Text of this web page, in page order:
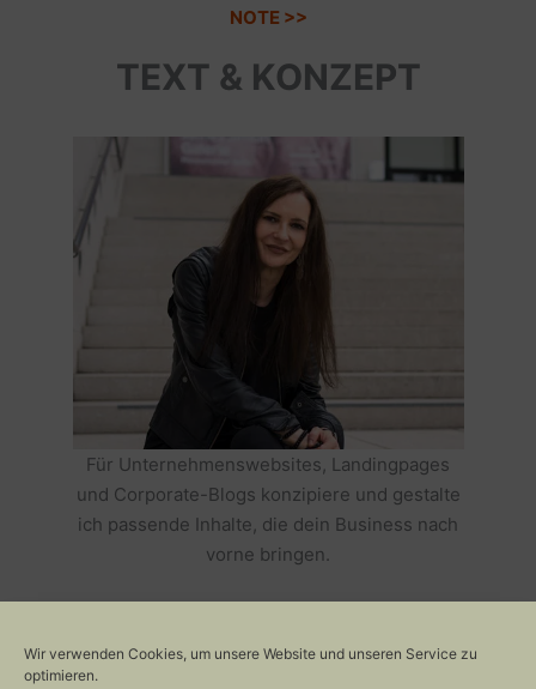
Wir verwenden Cookies, um unsere Website und unseren Service zu
optimieren.
NOTE >>
TEXT & KONZEPT
Für Unternehmenswebsites, Landingpages
und Corporate-Blogs konzipiere und gestalte
ich passende Inhalte, die dein Business nach
vorne bringen.
ERFOLGREICH MACHEN >>